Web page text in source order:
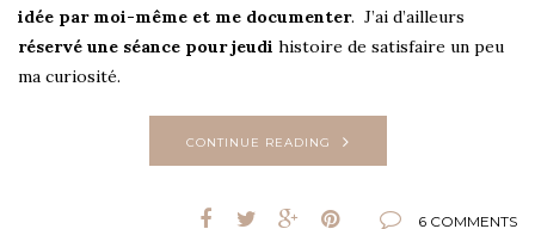
idée par moi-même et me documenter. J’ai d’ailleurs
réservé une séance pour jeudi histoire de satisfaire un peu
ma curiosité.
CONTINUE READING
6 COMMENTS